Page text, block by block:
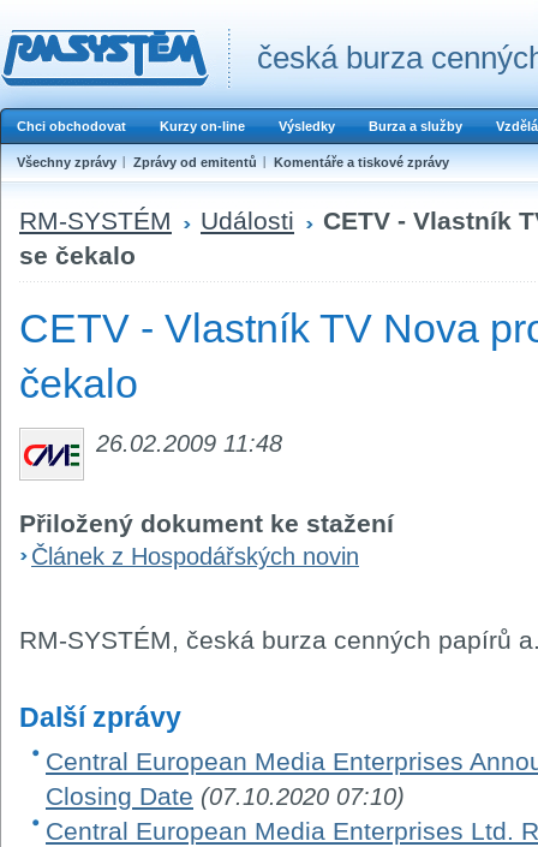
česká burza
Chci obchodovat Kurzy on-line Výsledky Burza a služby
Všechny zprávy Zprávy od emitentů Komentáře a tiskové zprávy
RM-SYSTÉM Události
CETV - Vlastník
se čekalo
CETV - Vlastník TV Nova
čekalo
26.02.2009 11:48
Přiložený dokument ke stažení
Článek z Hospodářských novin
RM-SYSTÉM, česká burza cenných papírů
Další zprávy
Central European Media Enterprises
Closing Date (07.10.2020 07:10)
Central European Media Enterprises Ltd.